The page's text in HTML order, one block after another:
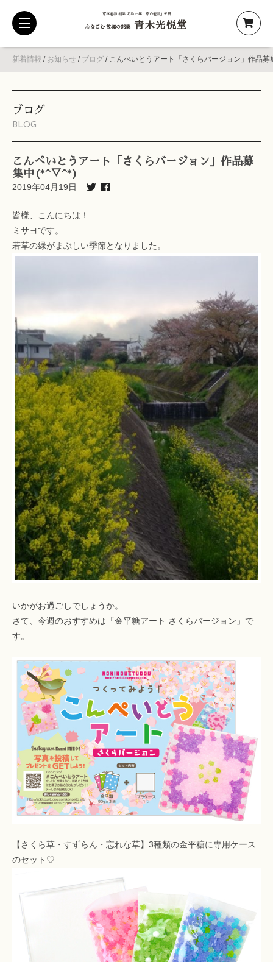
京都老舗 創業 明治25年「京の老舗」受賞
心なごむ 故郷の銘菓 青木光悦堂
toggle
navigation
新着情報 / お知らせ / ブログ / こんぺいとうアート「さくらバージョン」作品
ブログ
BLOG
こんぺいとうアート「さくらバージョン」作品募
集中(*^▽^*)
2019年04月19日
皆様、こんにちは！
ミサヨです。
若草の緑がまぶしい季節となりました。
いかがお過ごしでしょうか。
さて、今週のおすすめは「金平糖アート さくらバージョン」で
す。
【さくら草・すずらん・忘れな草】3種類の金平糖に専用ケース
のセット♡